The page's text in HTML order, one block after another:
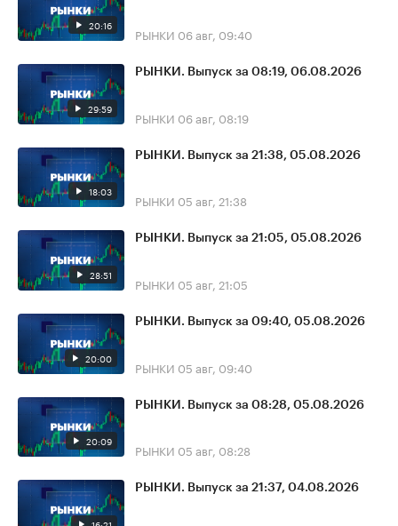
20:16 РЫНКИ 06 авг, 09:40
29:59
РЫНКИ. Выпуск за 08:19, 06.08.2026
РЫНКИ 06 авг, 08:19
18:03
РЫНКИ. Выпуск за 21:38, 05.08.2026
РЫНКИ 05 авг, 21:38
28:51
РЫНКИ. Выпуск за 21:05, 05.08.2026
РЫНКИ 05 авг, 21:05
20:00
РЫНКИ. Выпуск за 09:40, 05.08.2026
РЫНКИ 05 авг, 09:40
20:09
РЫНКИ. Выпуск за 08:28, 05.08.2026
РЫНКИ 05 авг, 08:28
РЫНКИ. Выпуск за 21:37, 04.08.2026